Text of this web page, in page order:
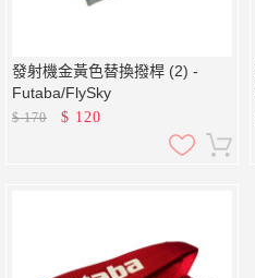
發射機金黃色替換撥桿 (2) -
Futaba/FlySky
$170 $ 120